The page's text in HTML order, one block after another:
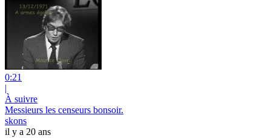
0:21
|
À suivre
Messieurs les censeurs bonsoir.
skons
il y a 20 ans